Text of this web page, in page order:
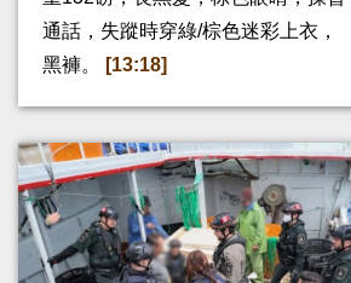
通話，失蹤時穿綠/棕色迷彩上衣，
黑褲。
[13:18]